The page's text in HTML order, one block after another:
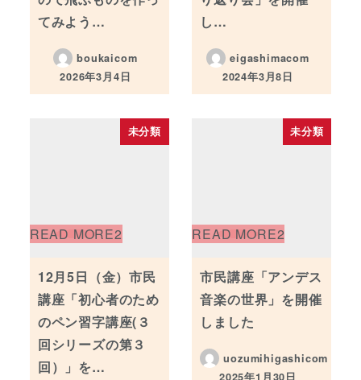
てみよう…
boukaicom
投稿日
2026年3月4日
し…
eigashimacom
投稿日
2024年3月8日
未分類
12月5日（金）市民
講座「初心者のため
のペン習字講座(３
回シリーズの第３
回）」を…
未分類
市民講座「アンデス
音楽の世界」を開催
しました
uozumihigashicom
2025年1月30日